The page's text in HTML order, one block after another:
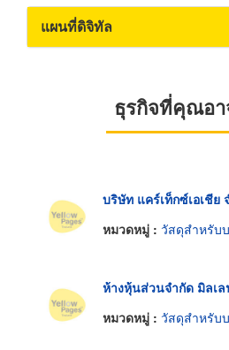
แผนที่ดิจิทัล
ธุรกิจที่คุณอา
บริษัท แคร์เท็กซ์เอเชีย
หมวดหมู่ : วัสดุสำหรับ
ห้างหุ้นส่วนจำกัด มิลเ
หมวดหมู่ : วัสดุสำหรับ